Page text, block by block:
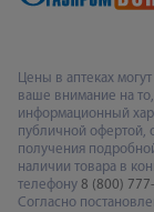
Цены в аптеках
ваше внимание на то,
информационный
публичной офертой,
получения
наличии товара в
телефону 8 (800)
Согласно